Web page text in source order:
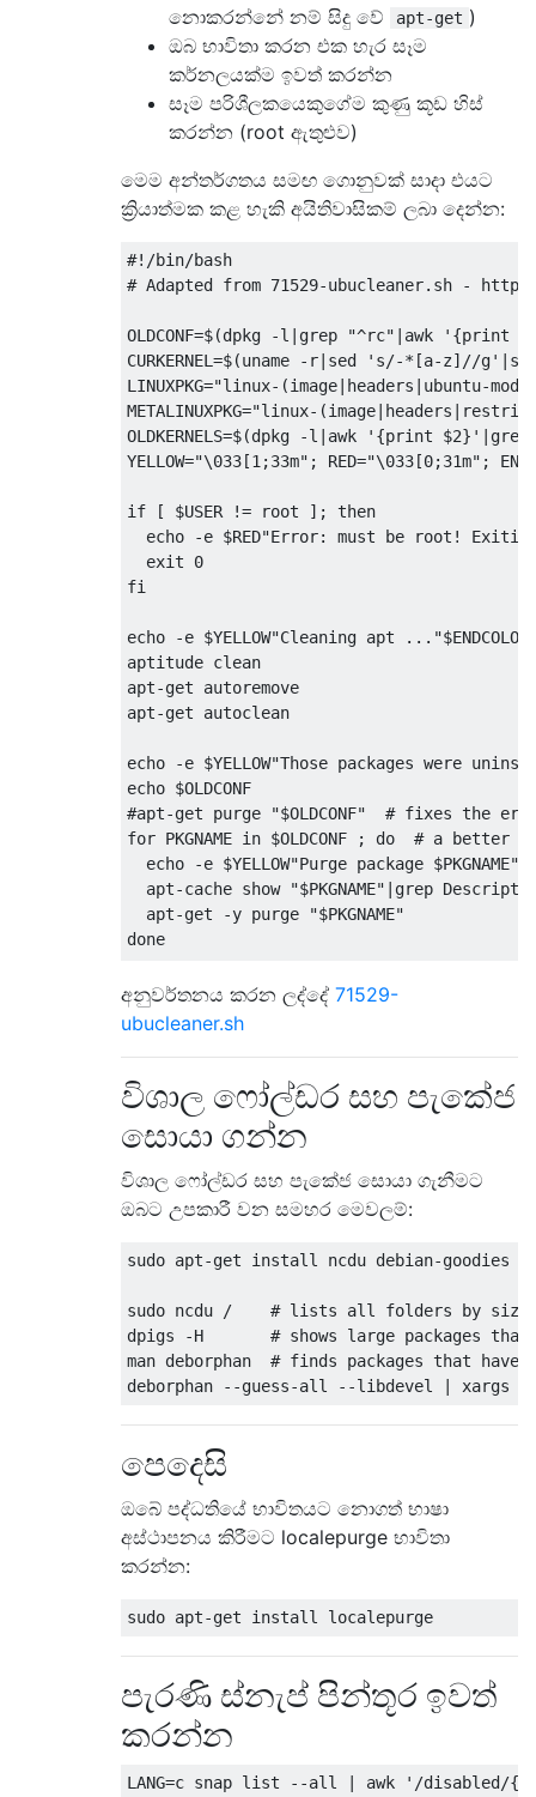
නොකරන්නේ නම් සිදු වේ
apt-get )
ඔබ භාවිතා කරන එක හැර සෑම
කර්නලයක්ම ඉවත් කරන්න
සෑම පරිශීලකයෙකුගේම කුණු කූඩ හිස්
කරන්න (root ඇතුළුව)
මෙම අන්තර්ගතය සමඟ ගොනුවක් සාදා එයට
ක්‍රියාත්මක කළ හැකි අයිතිවාසිකම් ලබා දෙන්න:
#!/bin/bash
# Adapted from 71529-ubucleaner.sh -
OLDCONF=$(dpkg -l|grep "^rc"|awk '{print
CURKERNEL=$(uname -r|sed 's/-*[a-z]//
LINUXPKG="linux-(image|headers|ubuntu-
METALINUXPKG="linux-
OLDKERNELS=$(dpkg -l|awk '{print $2}'|grep -
YELLOW="\033[1;33m"; RED="\033[0;31m";
if [ $USER != root ]; then
echo -e $RED"Error: must be root!
  exit 0
fi
echo -e $YELLOW"Cleaning apt ..."$ENDCOLOR
aptitude clean
apt-get autoremove
apt-get autoclean
echo -e $YELLOW"Those packages were
echo $OLDCONF
#apt-get purge "$OLDCONF"  # fixes the
for PKGNAME in $OLDCONF ; do  # a better
  echo -e $YELLOW"Purge package $PKGNAME"
apt-cache show "$PKGNAME"|grep
  apt-get -y purge "$PKGNAME"
done
echo -e $YELLOW"Removing old
echo current kernel you are using:
echo -e $YELLOW"Emptying every
rm -rf /home/*/.local/share/Trash/*/** &>
අනුවර්තනය කරන ලද්දේ 71529-
ubucleaner.sh
විශාල ෆෝල්ඩර සහ පැකේජ
සොයා ගන්න
විශාල ෆෝල්ඩර සහ පැකේජ සොයා ගැනීමට
ඔබට උපකාරී වන සමහර මෙවලම්:
sudo apt-get install ncdu debian-goodies
sudo ncdu /    # lists all folders by size
dpigs -H       # shows large packages that
man deborphan  # finds packages that have
පෙදෙසි
ඔබේ පද්ධතියේ භාවිතයට නොගත් භාෂා
අස්ථාපනය කිරීමට localepurge භාවිතා
කරන්න:
පැරණි ස්නැප් පින්තූර ඉවත්
කරන්න
LANG=c snap list --all | awk '/disabled/